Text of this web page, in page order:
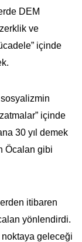
DEM
ve
içinde
sosyalizmin
içinde
30 yıl demek
Öcalan gibi
itibaren
yönlendirdi.
geleceği